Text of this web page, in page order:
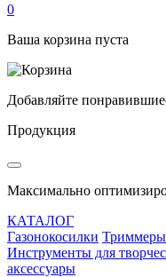
0
Ваша корзина пуста
Добавляйте
Продукция
Максимально
КАТАЛОГ
Газонокосилки Триммеры
Инструменты для
аксессуары